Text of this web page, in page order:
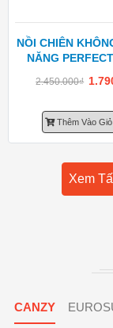
NỒI CHIÊN
NĂNG
2.450.000₫
Thêm Vào
Xem
CANZY